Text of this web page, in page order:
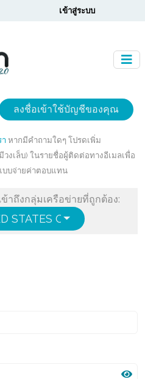
เข้าสู่ระบบ
ลงชื่อเข้าใช้บัญชีของคุณ
าหากมีคำถามใดๆ โปรดเพิ่ม
งเล็บ) ในรายชื่อผู้ติดต่อทางอีเมลเพื่อ
บบจ่ายค่าตอบแทน
าถึงกลุ่มเครือข่ายที่ถูกต้อง:
STATES OF AMERICA